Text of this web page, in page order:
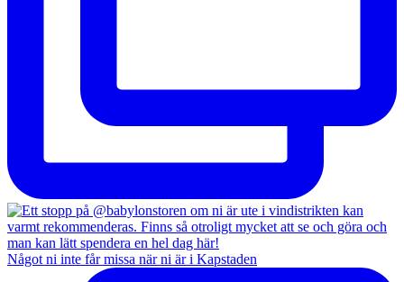
Något ni inte får missa när ni är i Kapstaden